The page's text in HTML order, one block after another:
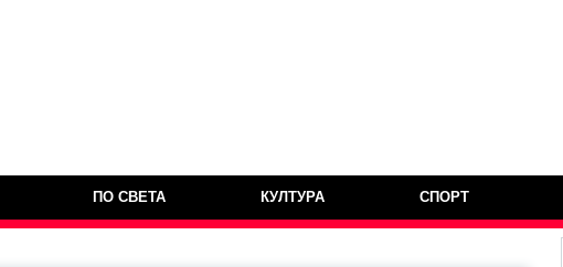
ПО СВЕТА КУЛТУРА СПОРТ